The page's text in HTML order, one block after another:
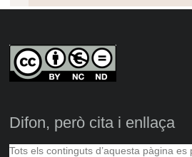
Difon, però cita i enllaça
Tots els continguts d’aquesta pàgina